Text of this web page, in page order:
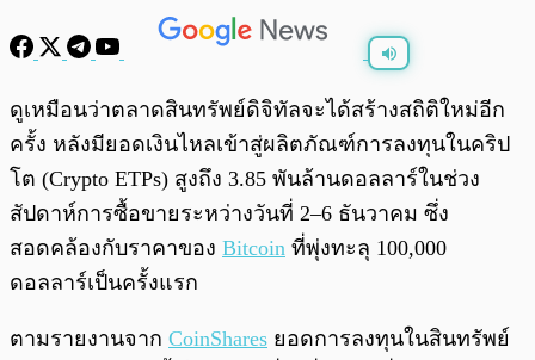
พร้อมเล่น 0:00/ 0:00
ดูเหมือนว่าตลาดสินทรัพย์ดิจิทัลจะได้สร้างสถิติใหม่อีก
ครั้ง หลังมียอดเงินไหลเข้าสู่ผลิตภัณฑ์การลงทุนในคริป
โต (Crypto ETPs) สูงถึง 3.85 พันล้านดอลลาร์ในช่วง
สัปดาห์การซื้อขายระหว่างวันที่ 2–6 ธันวาคม ซึ่ง
สอดคล้องกับราคาของ Bitcoin ที่พุ่งทะลุ 100,000
ดอลลาร์เป็นครั้งแรก
ตามรายงานจาก CoinShares ยอดการลงทุนในสินทรัพย์